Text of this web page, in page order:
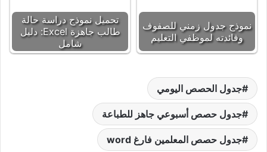
نموذج جدول زمني للصفوف
وفائدته لموظفي التعليم
تحميل نموذج دراسة حالة
طالب جاهزة Excel: دليل
شامل
جدول الحصص اليومي
جدول حصص أسبوعي جاهز للطباعة
جدول حصص المعلمين فارغ word